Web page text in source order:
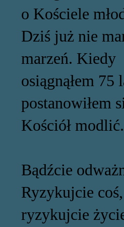
o Kościele
Dziś już nie
marzeń. Kiedy
osiągnąłem 75
postanowiłem
Kościół modlić.
Bądźcie
Ryzykujcie coś,
ryzykujcie